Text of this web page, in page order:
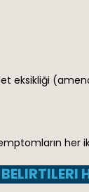
eksikliği